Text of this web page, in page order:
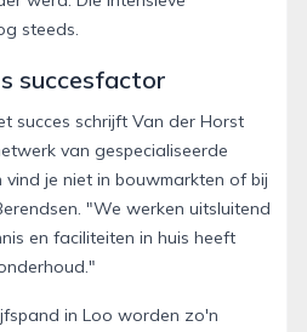
steeds.
succesfactor
succes schrijft Van der Horst
van gespecialiseerde
je niet in bouwmarkten of bij
"We werken uitsluitend
en faciliteiten in huis heeft
in Loo worden zo'n